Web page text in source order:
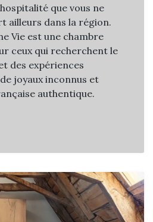
que vous ne
ailleurs dans la région.
Vie est une chambre
ceux qui recherchent le
des expériences
joyaux inconnus et
authentique.